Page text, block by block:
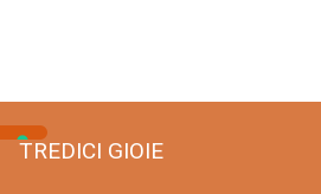
TREDICI GIOIE